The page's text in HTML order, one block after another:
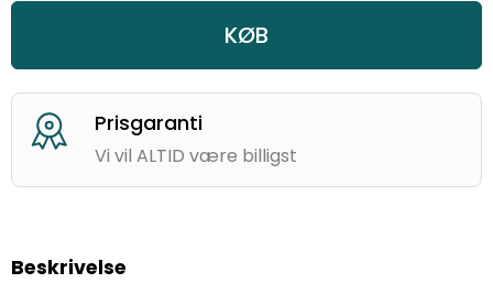
KØB
Prisgaranti
Vi vil ALTID være billigst
Beskrivelse